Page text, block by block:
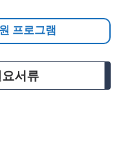
프로그램
서류